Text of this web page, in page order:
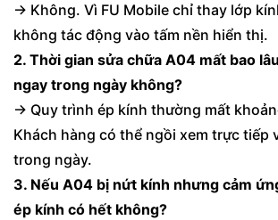
→ Không. Vì FU Mobile chỉ thay lớp
không tác động vào tấm nền hiển thị.
2. Thời gian sửa chữa A04 mất bao
ngay trong ngày không?
→ Quy trình ép kính thường mất
Khách hàng có thể ngồi xem trực tiếp
trong ngày.
3. Nếu A04 bị nứt kính nhưng cảm
ép kính có hết không?